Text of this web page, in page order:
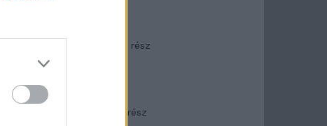
Minka 10. rész
Minka 9. rész